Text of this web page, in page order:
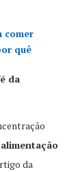
comer
quê
da
alimentação
da